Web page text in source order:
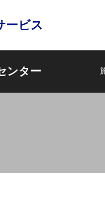
ービス
ンター